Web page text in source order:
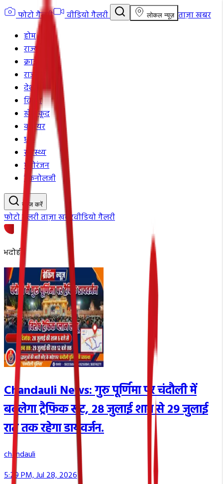
फोटो गैलरी वीडियो गैलरी लोकल न्यूज़ ताज़ा खबर
होम
राज्य
क्राइम
राजनीति
देश
विदेश
खेल कूद
करियर
धर्म
स्वास्थ्य
मनोरंजन
टैकनोलजी
खोज करें
फोटो गैलरीताज़ा खबरवीडियो गैलरी
भदोही
Chandauli News: गुरु पूर्णिमा पर चंदौली में
बदलेगा ट्रैफिक रूट, 28 जुलाई शाम से 29 जुलाई
रात तक रहेगा डायवर्जन.
chandauli
5:29 PM, Jul 28, 2026